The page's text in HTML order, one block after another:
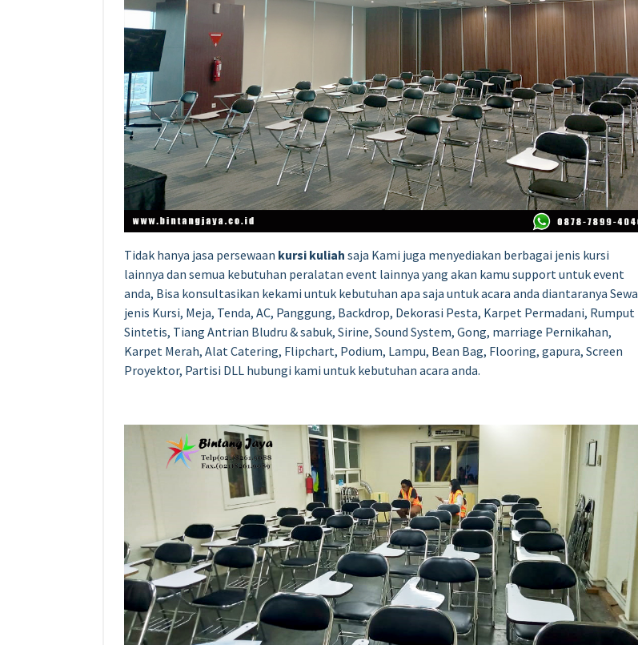
Tidak hanya jasa persewaan kursi kuliah saja Kami juga menyediakan berbagai jenis kursi
lainnya dan semua kebutuhan peralatan event lainnya yang akan kamu support untuk event
anda, Bisa konsultasikan kekami untuk kebutuhan apa saja untuk acara anda diantaranya Sewa
jenis Kursi, Meja, Tenda, AC, Panggung, Backdrop, Dekorasi Pesta, Karpet Permadani, Rumput
Sintetis, Tiang Antrian Bludru & sabuk, Sirine, Sound System, Gong, marriage Pernikahan,
Karpet Merah, Alat Catering, Flipchart, Podium, Lampu, Bean Bag, Flooring, gapura, Screen
Proyektor, Partisi DLL hubungi kami untuk kebutuhan acara anda.